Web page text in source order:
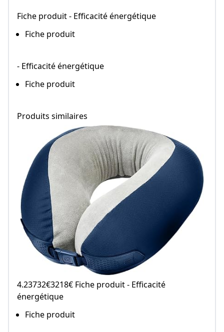
Fiche produit - Efficacité énergétique
Fiche produit
- Efficacité énergétique
Fiche produit
Produits similaires
4.23732€3218€ Fiche produit - Efficacité
énergétique
Fiche produit